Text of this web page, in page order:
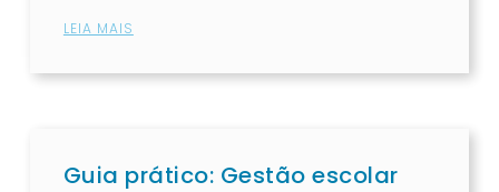
LEIA MAIS
Guia prático: Gestão escolar